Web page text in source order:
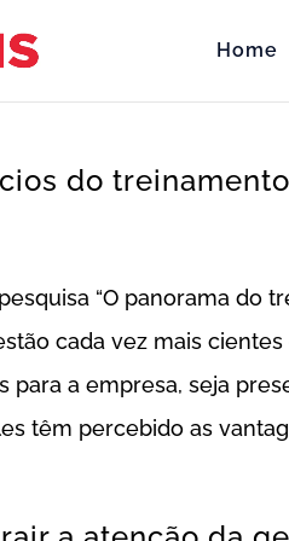
Home
do
“O panorama do
cada vez mais
para a empresa, seja
têm percebido as